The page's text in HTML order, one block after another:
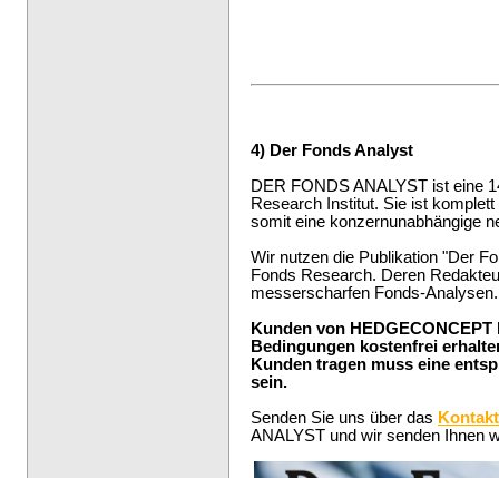
4) Der Fonds Analyst
DER FONDS ANALYST ist eine
Research Institut. Sie ist
somit eine konzernunabhängige
Wir nutzen die Publikation "Der
Fonds Research. Deren
messerscharfen Fonds-Analysen.
Kunden von
Bedingungen kostenfrei
Kunden tragen muss eine
sein.
Senden Sie uns über das
ANALYST und wir senden Ihnen